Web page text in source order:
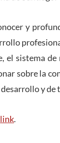
y
el sistema
sobre la
y
link.